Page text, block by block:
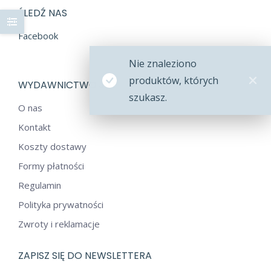
Nie znaleziono
produktów, których
szukasz.
ŚLEDŹ NAS
Facebook
WYDAWNICTWO JUT
O nas
Kontakt
Koszty dostawy
Formy płatności
Regulamin
Polityka prywatności
Zwroty i reklamacje
ZAPISZ SIĘ DO NEWSLETTERA